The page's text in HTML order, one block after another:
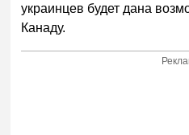
украинцев будет дана
Канаду.